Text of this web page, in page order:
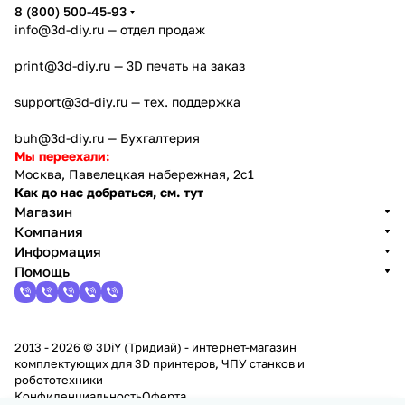
8 (800) 500-45-93
info@3d-diy.ru — отдел продаж
print@3d-diy.ru — 3D печать на заказ
support@3d-diy.ru — тех. поддержка
buh@3d-diy.ru — Бухгалтерия
Мы переехали:
Москва, Павелецкая набережная, 2с1
Как до нас добраться, см. тут
Магазин
Компания
Информация
Помощь
2013 - 2026 © 3DiY (Тридиай) - интернет-магазин
комплектующих для 3D принтеров, ЧПУ станков и
робототехники
КонфиденциальностьОферта